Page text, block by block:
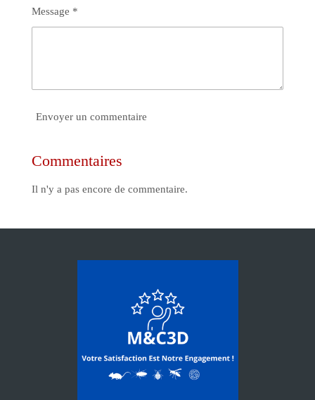
Message *
Envoyer un commentaire
Commentaires
Il n'y a pas encore de commentaire.